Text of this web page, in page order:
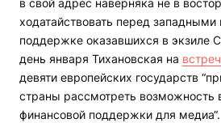
в свой адрес наверняка не в
ходатайствовать перед западными
поддержке оказавшихся в экзиле
день января Тихановская на
девяти европейских государств
страны рассмотреть возможность
финансовой поддержки для медиа“.